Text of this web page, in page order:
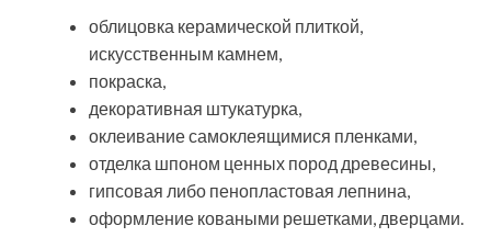
облицовка керамической плиткой,
искусственным камнем,
покраска,
декоративная штукатурка,
оклеивание самоклеящимися пленками,
отделка шпоном ценных пород древесины,
гипсовая либо пенопластовая лепнина,
оформление коваными решетками, дверцами.